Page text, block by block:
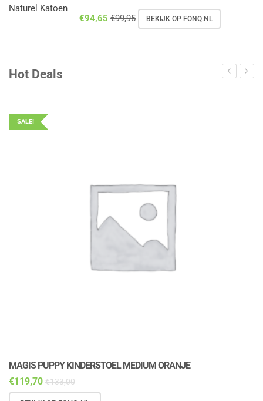
€94,65 €99,95 BEKIJK OP FONQ.NL
Hot Deals
SALE!
MAGIS PUPPY KINDERSTOEL MEDIUM ORANJE
€119,70 €133,00